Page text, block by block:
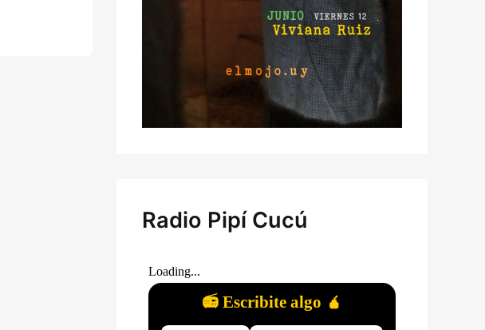
Radio Pipí Cucú